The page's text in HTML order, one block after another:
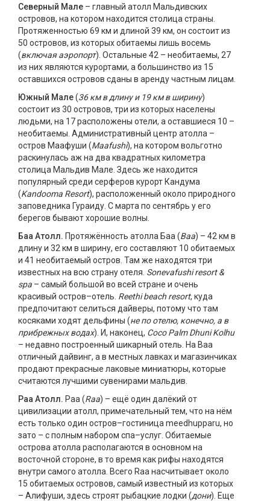
Северный Мале – главный атолл Мальдивских
островов, на котором находится столица страны.
Протяженностью 69 км и длиной 39 км, он состоит из
50 островов, из которых обитаемы лишь восемь
(включая аэропорт). Остальные 42 – необитаемы, 27
из них являются курортами, а большинство из 15
оставшихся островов сданы в аренду частным лицам.
Южный Мале(36 км в длину и 19 км в ширину)
состоит из 30 островов, три из которых населены
людьми, на 17 расположены отели, а оставшиеся 10 –
необитаемы. Административный центр атолла –
остров Маафуши (Maafushi), на котором вольготно
раскинулась аж на два квадратных километра
столица Мальдив Мале. Здесь же находится
популярный среди серферов курорт Кандума
(Kandooma Resort), расположенный около природного
заповедника Гураиду. С марта по сентябрь у его
берегов бывают хорошие волны.
Баа Атолл. Протяжённость атолла Баа (Baa) – 42 км в
длину и 32 км в ширину, его составляют 10 обитаемых
и 41 необитаемый остров. Там же находятся три
известных на всю страну отеля. Sonevafushi resort &
spa – самый большой во всей стране и очень
красивый остров–отель. Reethi beach resort, куда
предпочитают селиться дайверы, потому что там
косяками ходят дельфины (не по отелю, конечно, а в
прибрежных водах). И, наконец, Coco Palm Dhuni Kolhu
– недавно построенный шикарный отель. На Bаа
отличный дайвинг, а в местных лавках и магазинчиках
продают прекрасные лаковые миниатюры, которые
считаются лучшими сувенирами мальдив.
Раа Атолл. Раа (Raa) – ещё один далёкий от
цивилизации атолл, примечательный тем, что на нём
есть только один остров–гостиница meedhupparu, но
зато – с полным набором спа–услуг. Обитаемые
острова атолла располагаются в основном на
восточной стороне, в то время как рифы находятся
внутри самого атолла. Всего Rаа насчитывает около
15 обитаемых островов, самый известный из которых
– Aлифуши, здесь строят рыбацкие лодки (дони). Еще